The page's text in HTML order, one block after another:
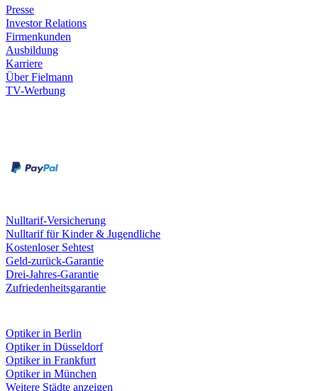
Presse
Investor Relations
Firmenkunden
Ausbildung
Karriere
Über Fielmann
TV-Werbung
Nulltarif-Versicherung
Nulltarif für Kinder & Jugendliche
Kostenloser Sehtest
Geld-zurück-Garantie
Drei-Jahres-Garantie
Zufriedenheitsgarantie
Optiker in Berlin
Optiker in Düsseldorf
Optiker in Frankfurt
Optiker in München
Weitere Städte anzeigen